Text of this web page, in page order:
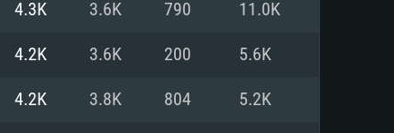
4.3K 3.6K 790 11.0K
4.2K 3.6K 200 5.6K
4.2K 3.8K 804 5.2K